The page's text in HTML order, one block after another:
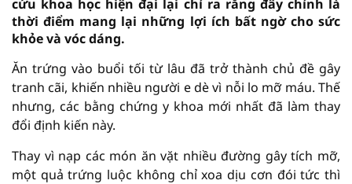
cứu khoa học hiện đại lại chỉ ra rằng đây chính là
thời điểm mang lại những lợi ích bất ngờ cho sức
khỏe và vóc dáng.
Ăn trứng vào buổi tối từ lâu đã trở thành chủ đề gây
tranh cãi, khiến nhiều người e dè vì nỗi lo mỡ máu. Thế
nhưng, các bằng chứng y khoa mới nhất đã làm thay
đổi định kiến này.
Thay vì nạp các món ăn vặt nhiều đường gây tích mỡ,
một quả trứng luộc không chỉ xoa dịu cơn đói tức thì